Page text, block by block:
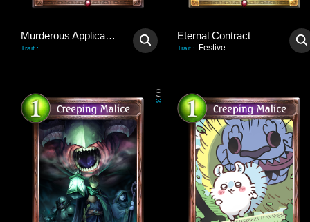
Murderous Application
Trait : -
Eternal Contract
Trait : Festive
0
/
3